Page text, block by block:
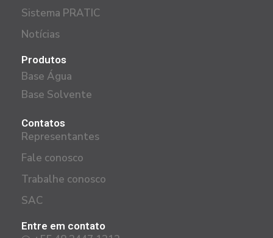
Sistema PRATIC
Notícias
Produtos
Base Água
Base Solvente
Contatos
Representantes
Fale conosco
Trabalhe conosco
SAC
Entre em contato